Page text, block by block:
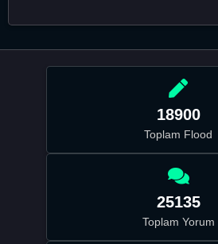
18900
Toplam Flood
25135
Toplam Yorum